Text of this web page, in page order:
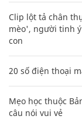
Clip lột tả chân
mèo', người tinh
con
20 số điện thoại
Mẹo học thuộc
câu nói vui vẻ